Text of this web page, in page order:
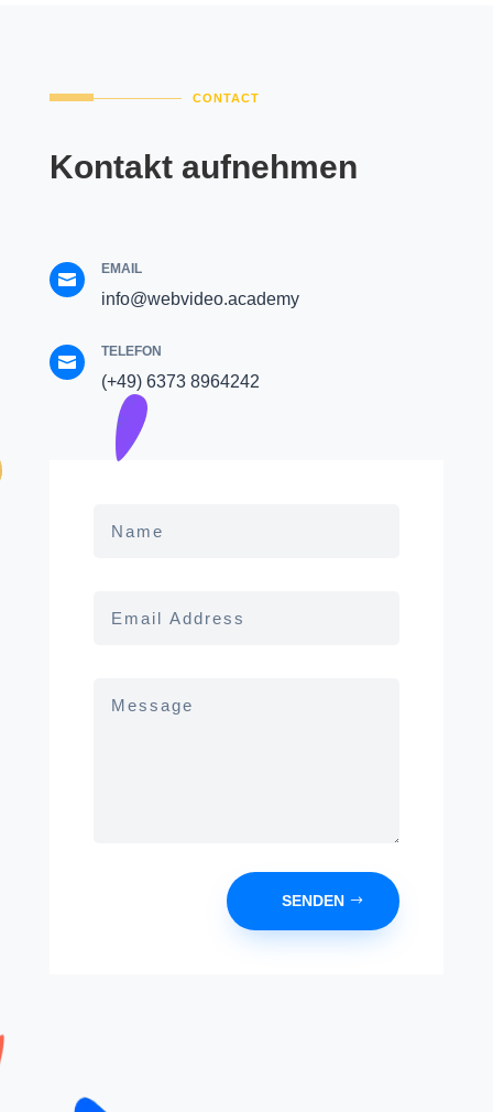
CONTACT
Kontakt aufnehmen

EMAIL
info@webvideo.academy

TELEFON
(+49) 6373 8964242
SENDEN